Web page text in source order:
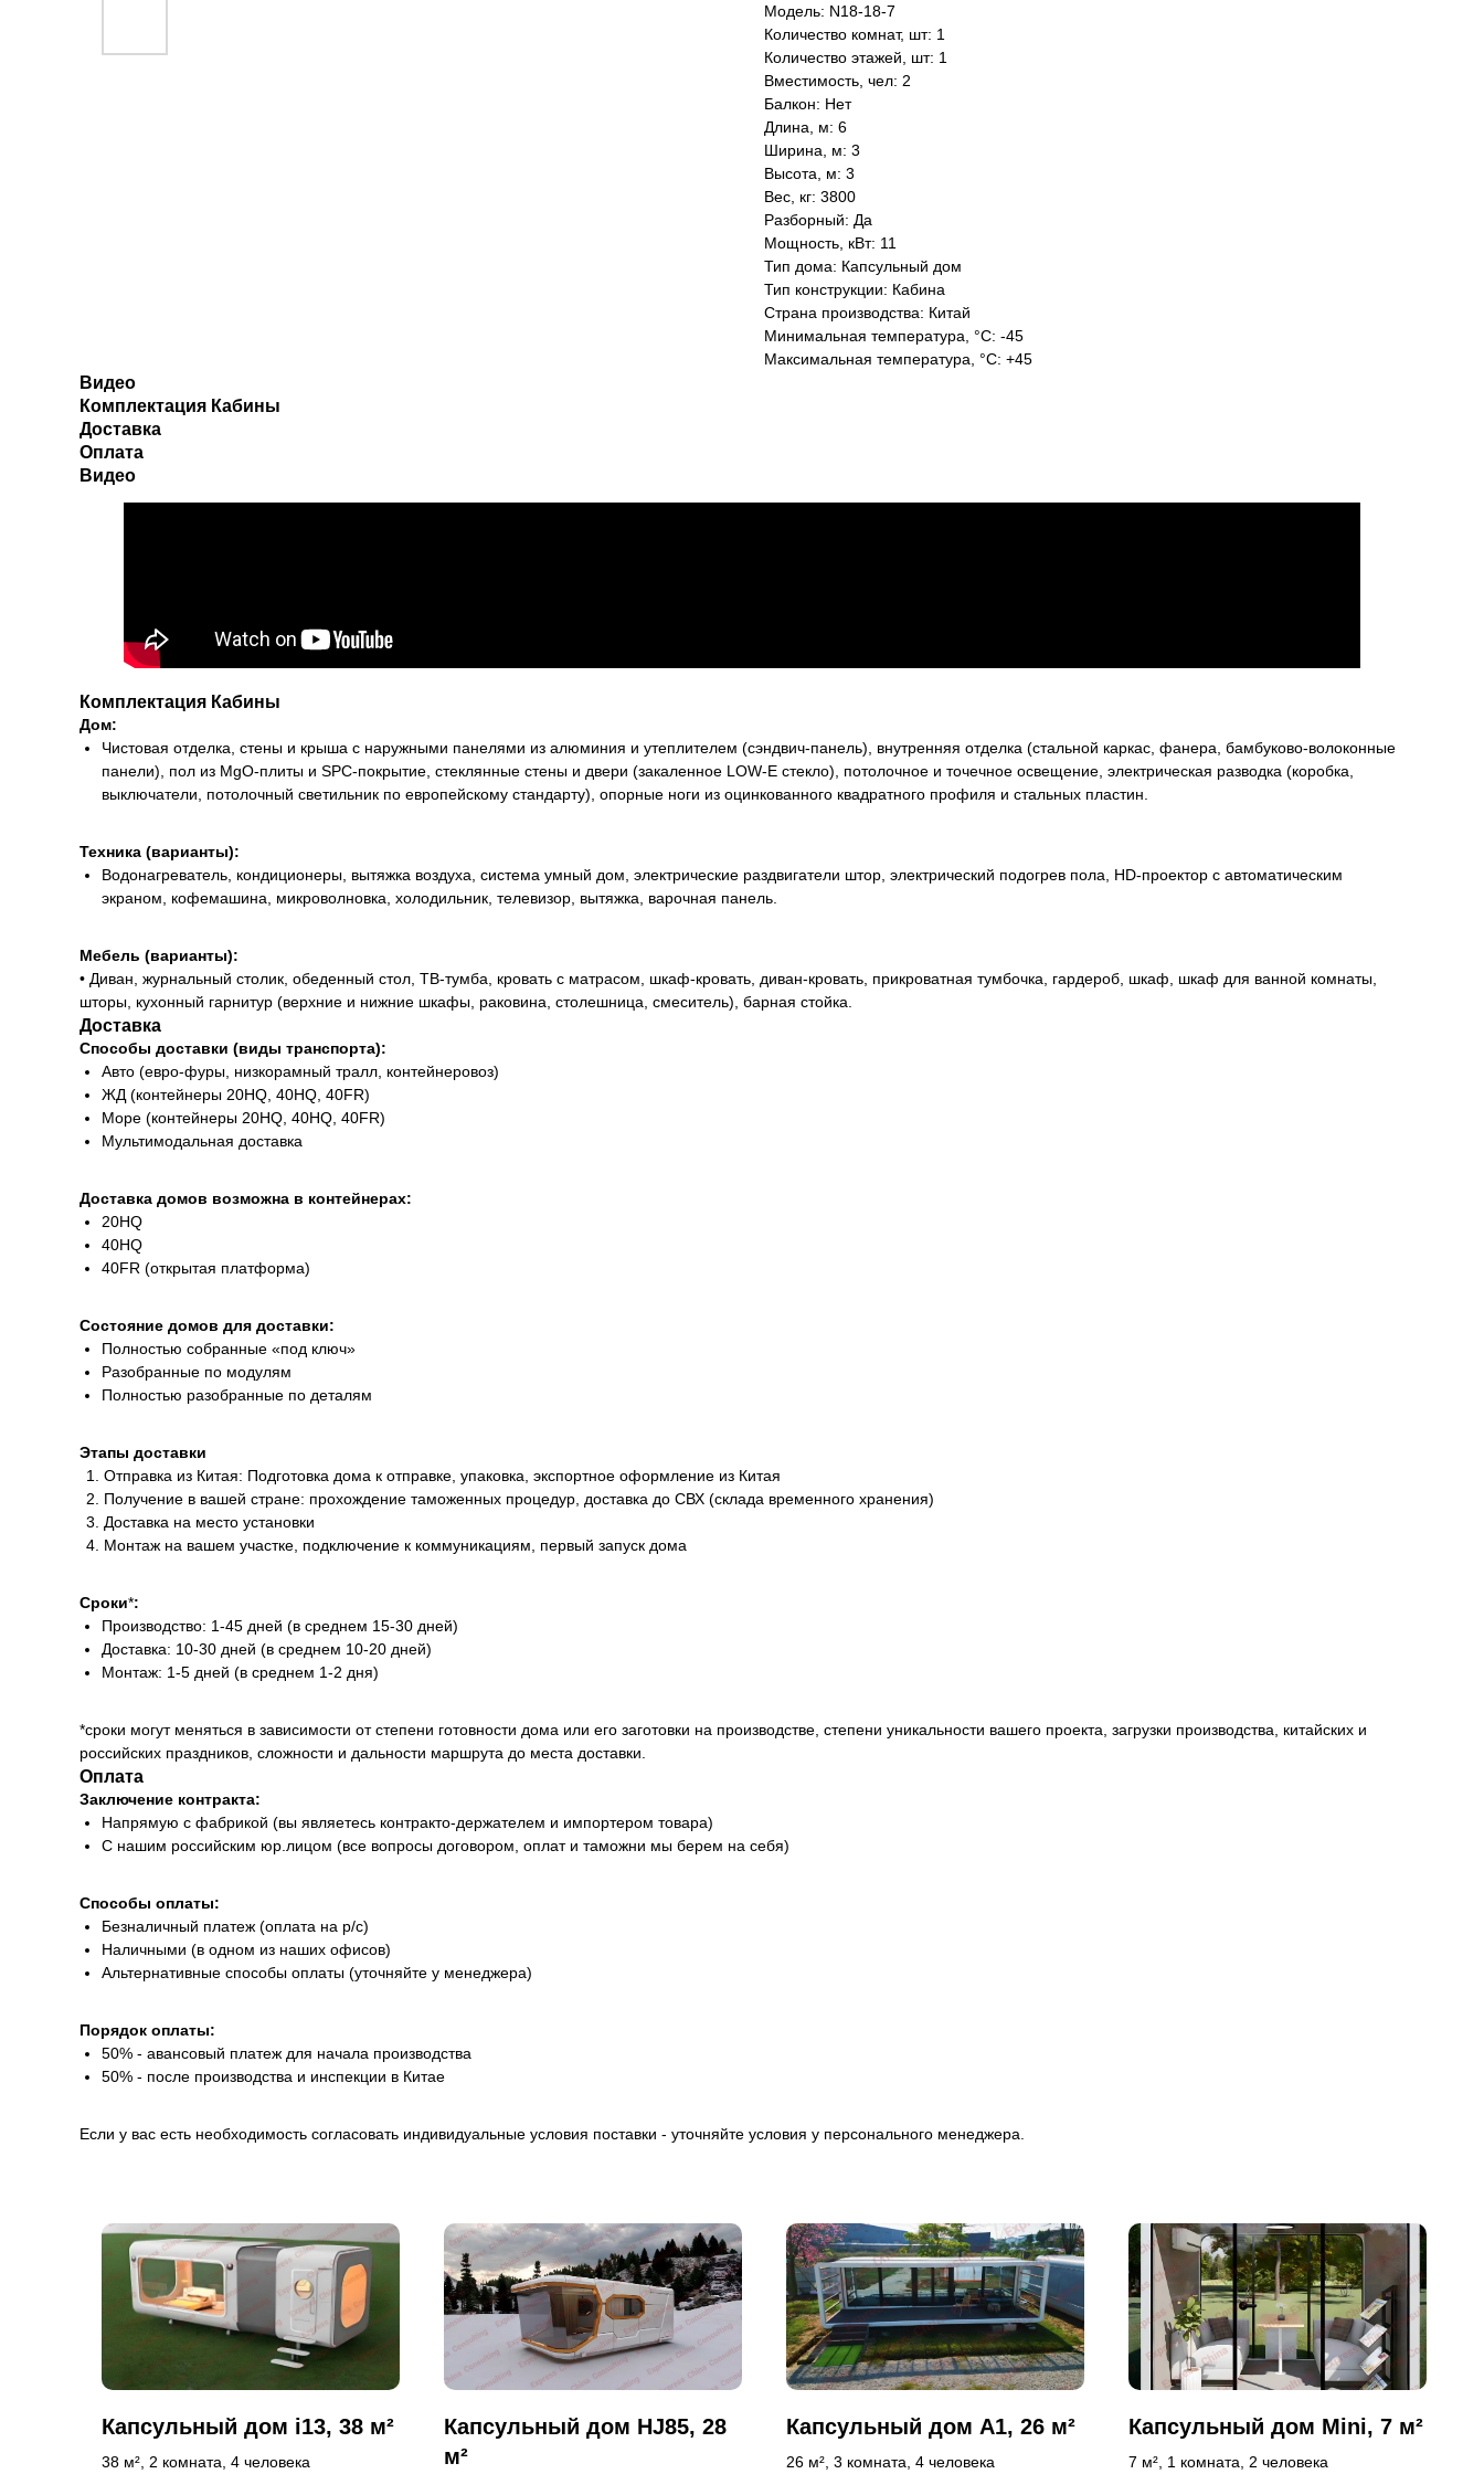
Модель: N18-18-7
Количество комнат, шт: 1
Количество этажей, шт: 1
Вместимость, чел: 2
Балкон: Нет
Длина, м: 6
Ширина, м: 3
Высота, м: 3
Вес, кг: 3800
Разборный: Да
Мощность, кВт: 11
Тип дома: Капсульный дом
Тип конструкции: Кабина
Страна производства: Китай
Минимальная температура, °C: -45
Максимальная температура, °C: +45
Видео
Комплектация Кабины
Доставка
Оплата
Видео
Комплектация Кабины
Дом:
Чистовая отделка, стены и крыша с наружными панелями из алюминия и утеплителем (сэндвич-панель), внутренняя отделка (стальной каркас, фанера, бамбуково-волоконные
панели), пол из МgО-плиты и SPC-покрытие, стеклянные стены и двери (закаленное LOW-E стекло), потолочное и точечное освещение, электрическая разводка (коробка,
выключатели, потолочный светильник по европейскому стандарту), опорные ноги из оцинкованного квадратного профиля и стальных пластин.
Техника (варианты):
Водонагреватель, кондиционеры, вытяжка воздуха, система умный дом, электрические раздвигатели штор, электрический подогрев пола, HD-проектор с автоматическим
экраном, кофемашина, микроволновка, холодильник, телевизор, вытяжка, варочная панель.
Мебель (варианты):
• Диван, журнальный столик, обеденный стол, ТВ-тумба, кровать с матрасом, шкаф-кровать, диван-кровать, прикроватная тумбочка, гардероб, шкаф, шкаф для ванной комнаты,
шторы, кухонный гарнитур (верхние и нижние шкафы, раковина, столешница, смеситель), барная стойка.
Доставка
Способы доставки (виды транспорта):
Авто (евро-фуры, низкорамный тралл, контейнеровоз)
ЖД (контейнеры 20HQ, 40HQ, 40FR)
Море (контейнеры 20HQ, 40HQ, 40FR)
Мультимодальная доставка
Доставка домов возможна в контейнерах:
20HQ
40HQ
40FR (открытая платформа)
Состояние домов для доставки:
Полностью собранные «под ключ»
Разобранные по модулям
Полностью разобранные по деталям
Этапы доставки
Отправка из Китая: Подготовка дома к отправке, упаковка, экспортное оформление из Китая
Получение в вашей стране: прохождение таможенных процедур, доставка до СВХ (склада временного хранения)
Доставка на место установки
Монтаж на вашем участке, подключение к коммуникациям, первый запуск дома
Сроки*:
Производство: 1-45 дней (в среднем 15-30 дней)
Доставка: 10-30 дней (в среднем 10-20 дней)
Монтаж: 1-5 дней (в среднем 1-2 дня)
*сроки могут меняться в зависимости от степени готовности дома или его заготовки на производстве, степени уникальности вашего проекта, загрузки производства, китайских и
российских праздников, сложности и дальности маршрута до места доставки.
Оплата
Заключение контракта:
Напрямую с фабрикой (вы являетесь контракто-держателем и импортером товара)
С нашим российским юр.лицом (все вопросы договором, оплат и таможни мы берем на себя)
Способы оплаты:
Безналичный платеж (оплата на р/с)
Наличными (в одном из наших офисов)
Альтернативные способы оплаты (уточняйте у менеджера)
Порядок оплаты:
50% - авансовый платеж для начала производства
50% - после производства и инспекции в Китае
Если у вас есть необходимость согласовать индивидуальные условия поставки - уточняйте условия у персонального менеджера.
Капсульный дом i13, 38 м²
38 м², 2 комната, 4 человека
Капсульный дом HJ85, 28
м²
Капсульный дом A1, 26 м²
26 м², 3 комната, 4 человека
Капсульный дом Mini, 7 м²
7 м², 1 комната, 2 человека